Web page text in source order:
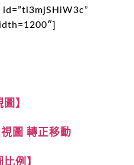
】
圖 轉正移動
例】